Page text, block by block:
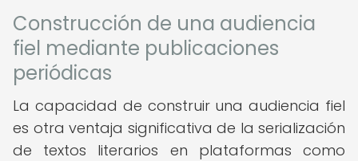
Construcción de una audiencia
fiel mediante publicaciones
periódicas
La capacidad de construir una audiencia fiel
es otra ventaja significativa de la serialización
de textos literarios en plataformas como